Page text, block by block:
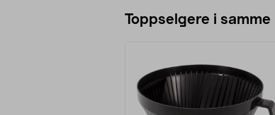
Toppselgere i